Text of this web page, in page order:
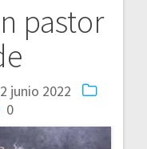
pastor
2 junio 2022
0